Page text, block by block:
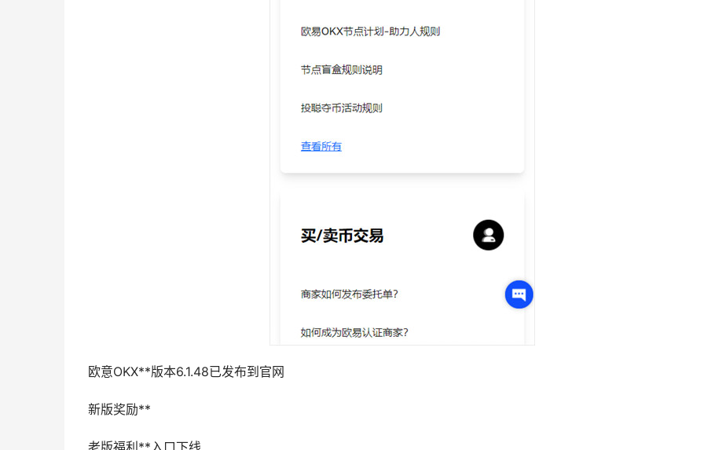
欧意OKX**版本6.1.48已发布到官网
新版奖励**